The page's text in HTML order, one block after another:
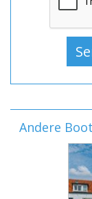
Andere